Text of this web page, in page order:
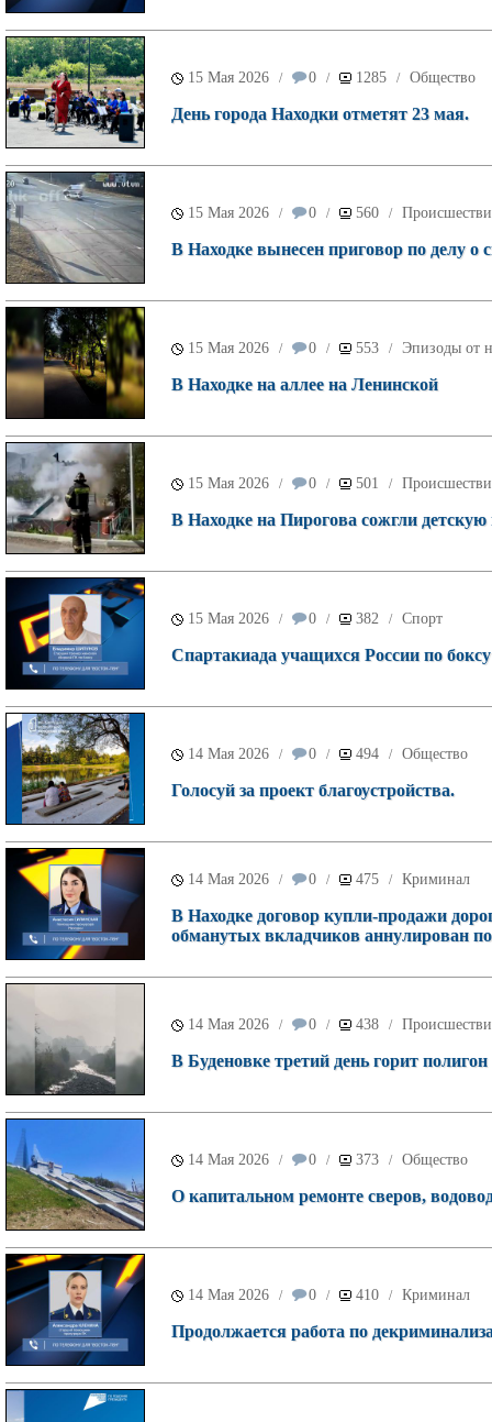
15 Мая 2026 / 0 / 1285 / Общество
День города Находки отметят 23 мая.
15 Мая 2026 / 0 / 560 /
В Находке вынесен приговор по делу
15 Мая 2026 / 0 / 553 / Эпизоды от
В Находке на аллее на Ленинской
15 Мая 2026 / 0 / 501 /
В Находке на Пирогова сожгли
15 Мая 2026 / 0 / 382 / Спорт
Спартакиада учащихся России по
14 Мая 2026 / 0 / 494 / Общество
Голосуй за проект благоустройства.
14 Мая 2026 / 0 / 475 / Криминал
В Находке договор купли-продажи
обманутых вкладчиков аннулирован
14 Мая 2026 / 0 / 438 /
В Буденовке третий день горит
14 Мая 2026 / 0 / 373 / Общество
О капитальном ремонте сверов,
14 Мая 2026 / 0 / 410 / Криминал
Продолжается работа по